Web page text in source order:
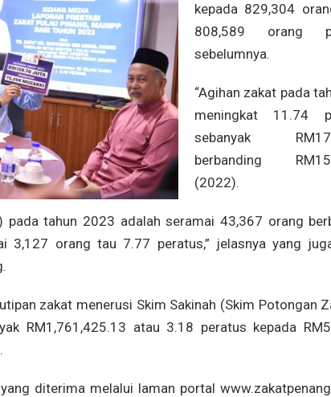
kepada 829,304
808,589 orang
sebelumnya.
“Agihan zakat pada
meningkat 11.74
sebanyak
berbanding
(2022).
pada tahun 2023 adalah seramai 43,367 orang
3,127 orang tau 7.77 peratus,” jelasnya yang
zakat menerusi Skim Sakinah (Skim Potongan
RM1,761,425.13 atau 3.18 peratus kepada
diterima melalui laman portal